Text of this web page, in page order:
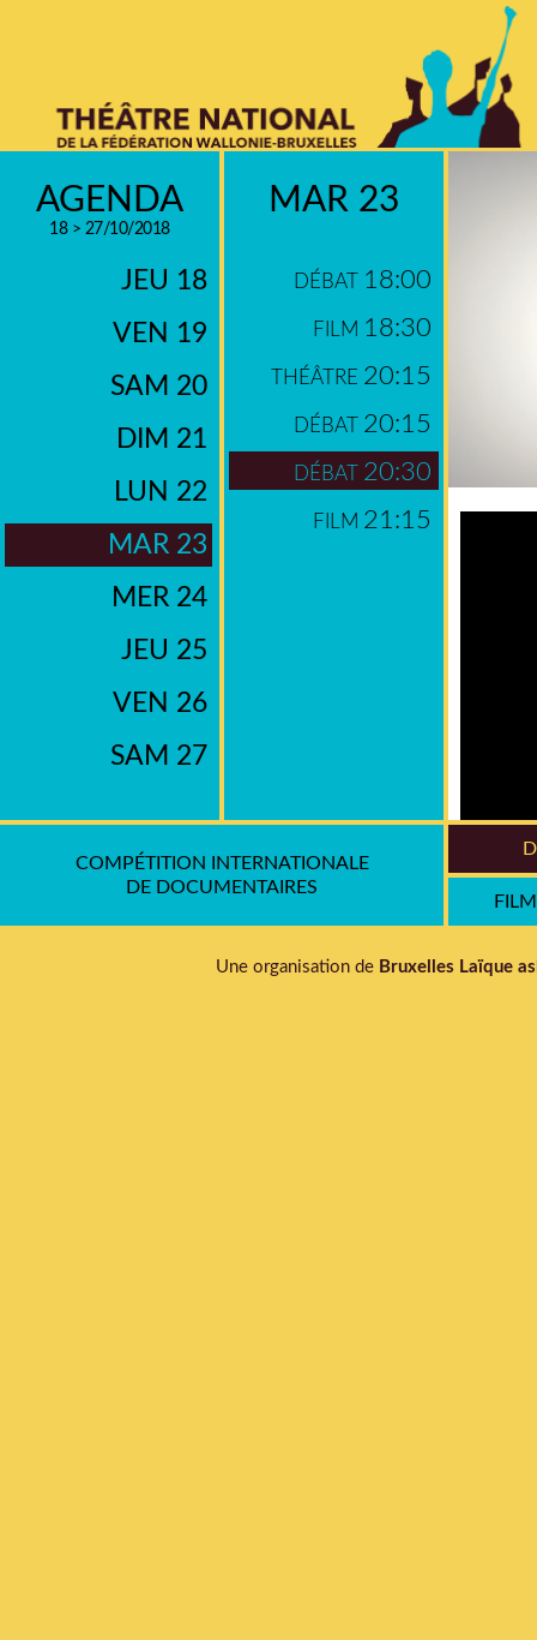
AGENDA
18 > 27/10/2018
JEU 18
VEN 19
SAM 20
DIM 21
LUN 22
MAR 23
MER 24
JEU 25
VEN 26
SAM 27
MAR 23
DÉBAT 18:00
FILM 18:30
THÉÂTRE 20:15
DÉBAT 20:15
DÉBAT 20:30
FILM 21:15
qu’est
COMPÉTITION INTERNATIONALE
DE DOCUMENTAIRES
Une organisation de Bruxelles Laïque